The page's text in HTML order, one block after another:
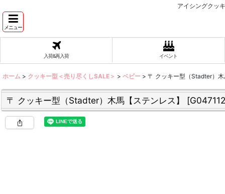
アイシングクッ
メニュー
入荷&再入荷 イベント
ホーム > クッキー型＜売り尽くしSALE＞ > ベビー > 〒 クッキー型（Stadter）
〒 クッキー型（Stadter）木馬【ステンレス】 [G047112